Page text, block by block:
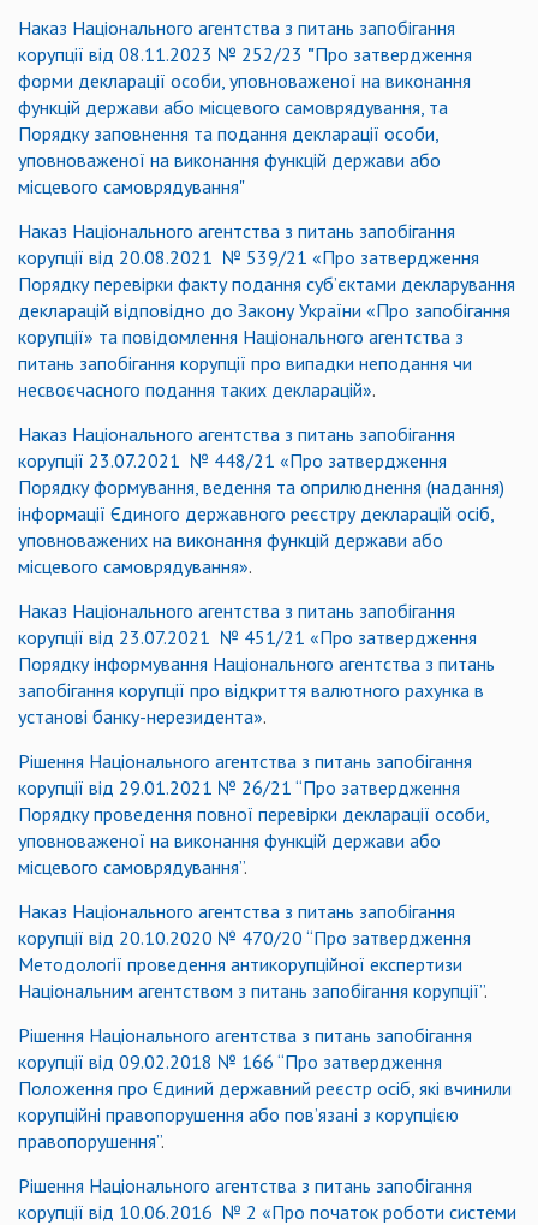
Наказ Національного агентства з питань запобігання
корупції від 08.11.2023 № 252/23 "Про затвердження
форми декларації особи, уповноваженої на виконання
функцій держави або місцевого самоврядування, та
Порядку заповнення та подання декларації особи,
уповноваженої на виконання функцій держави або
місцевого самоврядування"
Наказ Національного агентства з питань запобігання
корупції від 20.08.2021 № 539/21 «Про затвердження
Порядку перевірки факту подання суб’єктами декларування
декларацій відповідно до Закону України «Про запобігання
корупції» та повідомлення Національного агентства з
питань запобігання корупції про випадки неподання чи
несвоєчасного подання таких декларацій».
Наказ Національного агентства з питань запобігання
корупції 23.07.2021 № 448/21 «Про затвердження
Порядку формування, ведення та оприлюднення (надання)
інформації Єдиного державного реєстру декларацій осіб,
уповноважених на виконання функцій держави або
місцевого самоврядування».
Наказ Національного агентства з питань запобігання
корупції від 23.07.2021 № 451/21 «Про затвердження
Порядку інформування Національного агентства з питань
запобігання корупції про відкриття валютного рахунка в
установі банку-нерезидента».
Рішення Національного агентства з питань запобігання
корупції від 29.01.2021 № 26/21 “Про затвердження
Порядку проведення повної перевірки декларації особи,
уповноваженої на виконання функцій держави або
місцевого самоврядування”.
Наказ Національного агентства з питань запобігання
корупції від 20.10.2020 № 470/20 “Про затвердження
Методології проведення антикорупційної експертизи
Національним агентством з питань запобігання корупції”.
Рішення Національного агентства з питань запобігання
корупції від 09.02.2018 № 166 “Про затвердження
Положення про Єдиний державний реєстр осіб, які вчинили
корупційні правопорушення або пов’язані з корупцією
правопорушення”.
Рішення Національного агентства з питань запобігання
корупції від 10.06.2016 № 2 «Про початок роботи системи